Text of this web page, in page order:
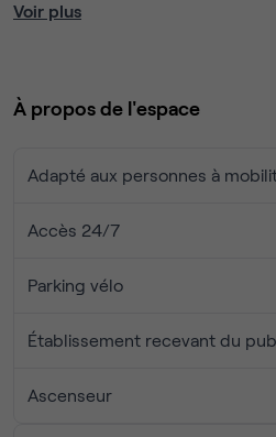
Le bâtiment dispose d’un
Consul des États-Unis
Emplacement unique face aux
Nombreux espaces de réunion
Voir plus
À propos de l'espace
Adapté aux personnes à
Accès 24/7
Parking vélo
Établissement recevant du
Ascenseur